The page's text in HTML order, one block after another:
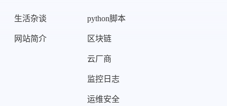
生活杂谈
网站简介
python脚本
区块链
云厂商
监控日志
运维安全